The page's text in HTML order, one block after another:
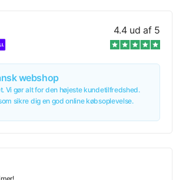
4.4 ud af 5
webshop
Vi gør alt for den højeste kundetilfredshed.
sikre dig en god online købsoplevelse.